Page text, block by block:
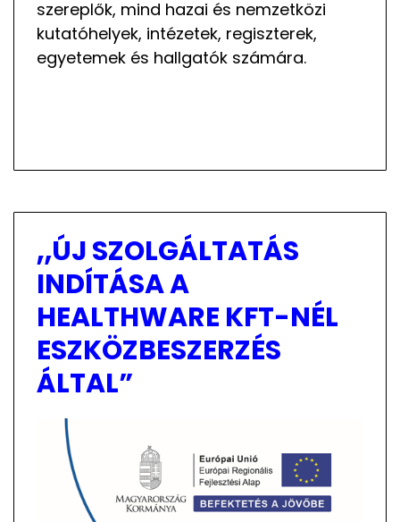
szereplők, mind hazai és nemzetközi
kutatóhelyek, intézetek, regiszterek,
egyetemek és hallgatók számára.
„ÚJ SZOLGÁLTATÁS
INDÍTÁSA A
HEALTHWARE KFT-NÉL
ESZKÖZBESZERZÉS
ÁLTAL”